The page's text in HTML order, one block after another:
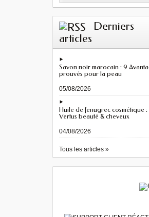
Derniers
articles
Savon noir marocain : 9
prouvés pour la peau
05/08/2026
Huile de fenugrec cosmétique :
Vertus beauté & cheveux
04/08/2026
Tous les articles »